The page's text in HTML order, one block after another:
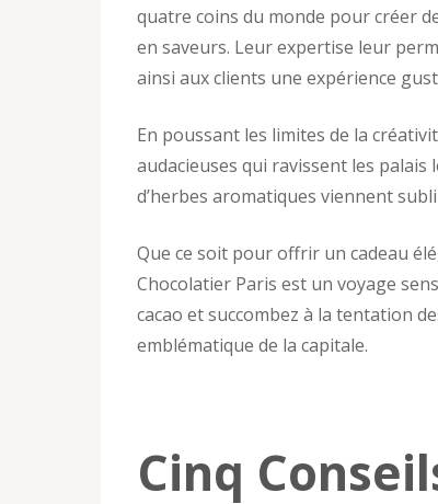
quatre coins du monde pour créer
en saveurs. Leur expertise leur
ainsi aux clients une expérience
En poussant les limites de la
audacieuses qui ravissent les
d’herbes aromatiques viennent
Que ce soit pour offrir un cadeau
Chocolatier Paris est un voyage
cacao et succombez à la tentation
emblématique de la capitale.
Cinq